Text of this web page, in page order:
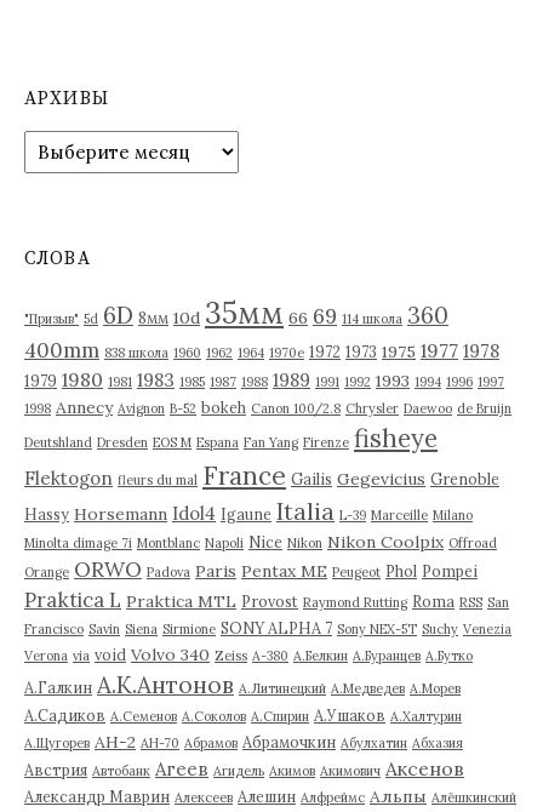
и
АРХИВЫ
р
в
СЛОВА
"Призыв" 5d 6D 8мм 10d 35мм 66 69 114 школа 360
400mm 838 школа 1960 1962 1964 1970е 1972 1973 1975 1977 1978
1979 1980 1981 1983 1985 1987 1988 1989 1991 1992 1993 1994 1996 1997
1998 Annecy Avignon B-52 bokeh Canon 100/2.8 Chrysler Daewoo de Bruijn
Deutshland Dresden EOS M Espana Fan Yang Firenze fisheye
Flektogon fleurs du mal France Gailis Gegevicius Grenoble
Hassy Horsemann Idol4 Igaune Italia L-39 Marceille Milano
Minolta dimage 7i Montblanc Napoli Nice Nikon Nikon Coolpix Offroad
Orange ORWO Padova Paris Pentax ME Peugeot Phol Pompei
Praktica L Praktica MTL Provost Raymond Rutting Roma RSS San
Francisco Savin Siena Sirmione SONY ALPHA 7 Sony NEX-5T Suchy Venezia
Verona via void Volvo 340 Zeiss А-380 А.Белкин А.Буранцев А.Бутко
А.Галкин А.К.Антонов А.Литинецкий А.Медведев А.Морев
А.Садиков А.Семенов А.Соколов А.Спирин А.Ушаков А.Халтурин
А.Щугорев АН-2 АН-70 Абрамов Абрамочкин Абулхатин Абхазия
Австрия Автобанк Агеев Агидель Акимов Акимович Аксенов
Александр Маврин Алексеев Алешин Алфреймс Альпы Алёшкинский